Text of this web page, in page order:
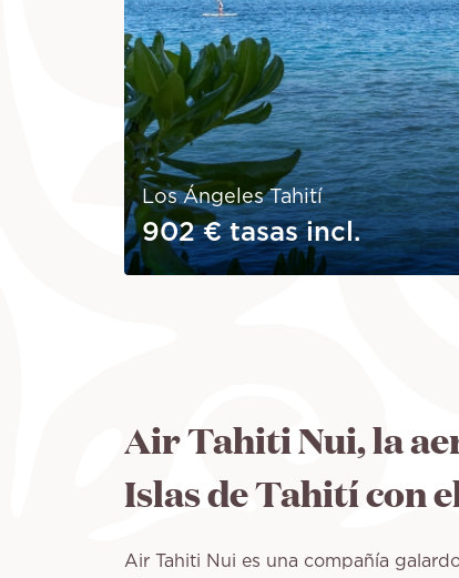
Los Ángeles Tahití
902 € tasas incl.
Air Tahiti Nui, la
Islas de Tahití con
Air Tahiti Nui es una compañía